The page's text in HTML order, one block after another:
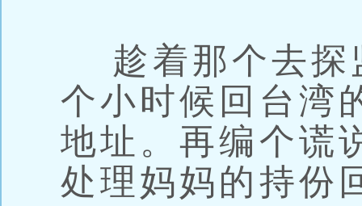
趁着那个去探
个小时候回台湾
地址。再编个谎
处理妈妈的持份